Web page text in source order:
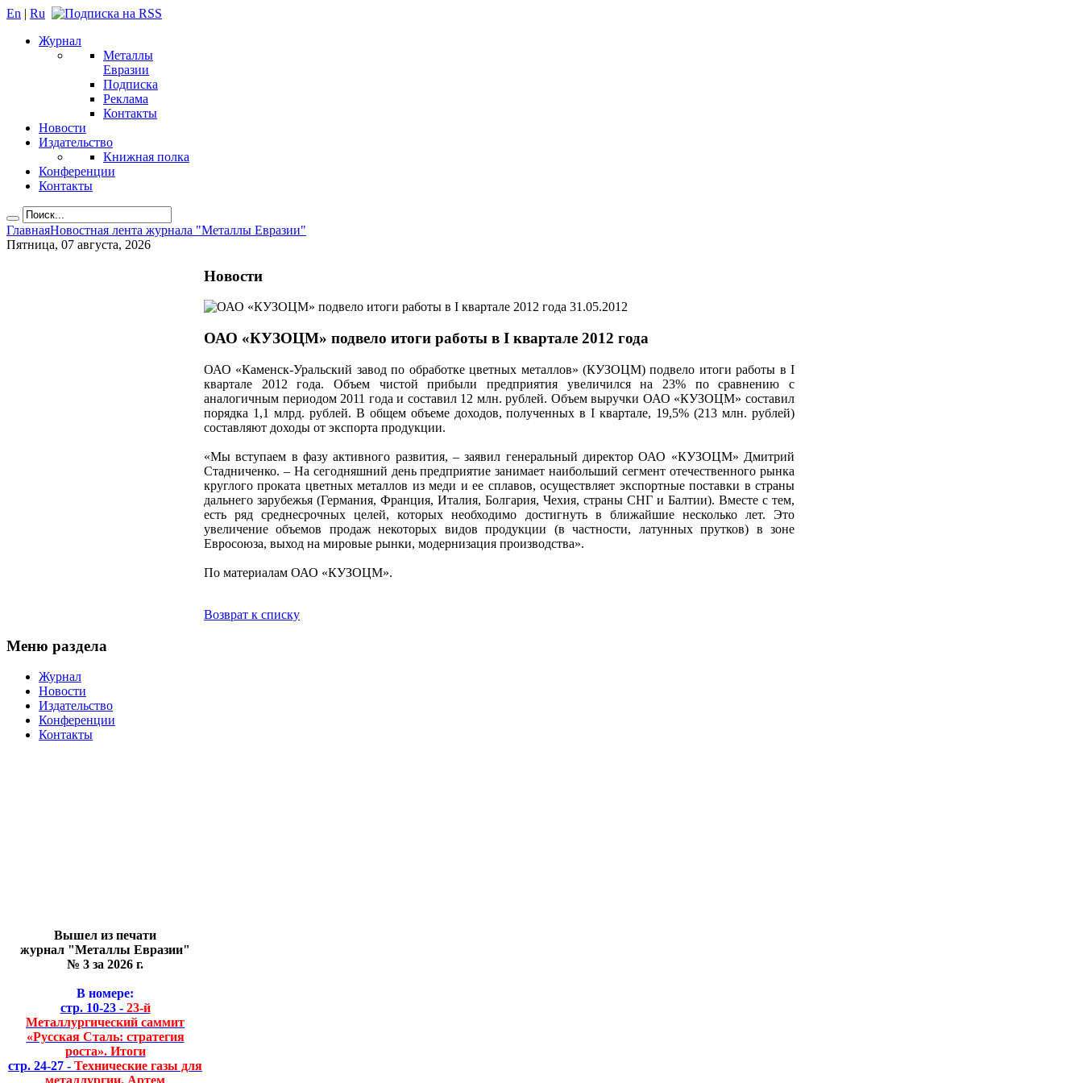
En | Ru
Журнал
Металлы
Евразии
Подписка
Реклама
Контакты
Новости
Издательство
Книжная полка
Конференции
Контакты
ГлавнаяНовостная лента журнала "Металлы Евразии"
Пятница, 07 августа, 2026
Новости
31.05.2012
ОАО «КУЗОЦМ» подвело итоги работы в I квартале 2012 года
ОАО «Каменск-Уральский завод по обработке цветных металлов» (КУЗОЦМ) подвело итоги работы в I
квартале 2012 года. Объем чистой прибыли предприятия увеличился на 23% по сравнению с
аналогичным периодом 2011 года и составил 12 млн. рублей. Объем выручки ОАО «КУЗОЦМ» составил
порядка 1,1 млрд. рублей. В общем объеме доходов, полученных в I квартале, 19,5% (213 млн. рублей)
составляют доходы от экспорта продукции.
«Мы вступаем в фазу активного развития, – заявил генеральный директор ОАО «КУЗОЦМ» Дмитрий
Стадниченко. – На сегодняшний день предприятие занимает наибольший сегмент отечественного рынка
круглого проката цветных металлов из меди и ее сплавов, осуществляет экспортные поставки в страны
дальнего зарубежья (Германия, Франция, Италия, Болгария, Чехия, страны СНГ и Балтии). Вместе с тем,
есть ряд среднесрочных целей, которых необходимо достигнуть в ближайшие несколько лет. Это
увеличение объемов продаж некоторых видов продукции (в частности, латунных прутков) в зоне
Евросоюза, выход на мировые рынки, модернизация производства».
По материалам ОАО «КУЗОЦМ».
Возврат к списку
Меню раздела
Журнал
Новости
Издательство
Конференции
Контакты
Вышел из печати
журнал "Металлы Евразии"
№ 3 за 2026 г.
В номере:
стр. 10-23 -23-й
Металлургический саммит
«Русская Сталь: стратегия
роста». Итоги
стр. 24-27 - Технические газы для